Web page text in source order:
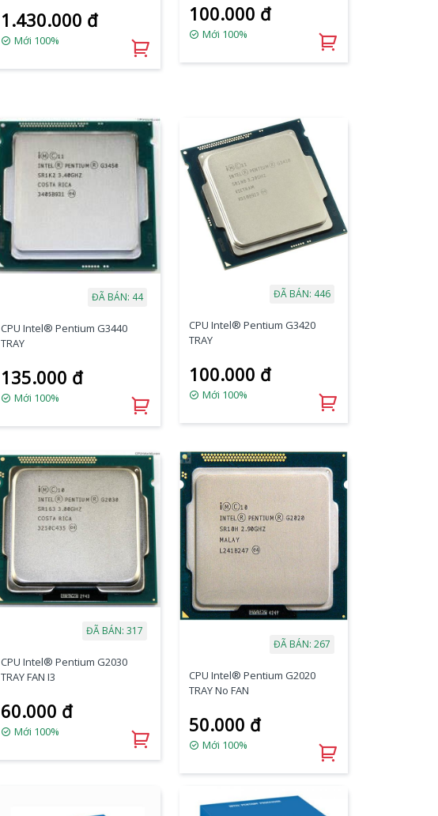
1.430.000 đ
Mới 100%
100.000 đ
Mới 100%
ĐÃ BÁN: 44
CPU Intel® Pentium G3440
TRAY
135.000 đ
Mới 100%
ĐÃ BÁN: 446
CPU Intel® Pentium G3420
TRAY
100.000 đ
Mới 100%
ĐÃ BÁN: 317
CPU Intel® Pentium G2030
TRAY FAN I3
60.000 đ
Mới 100%
ĐÃ BÁN: 267
CPU Intel® Pentium G2020
TRAY No FAN
50.000 đ
Mới 100%